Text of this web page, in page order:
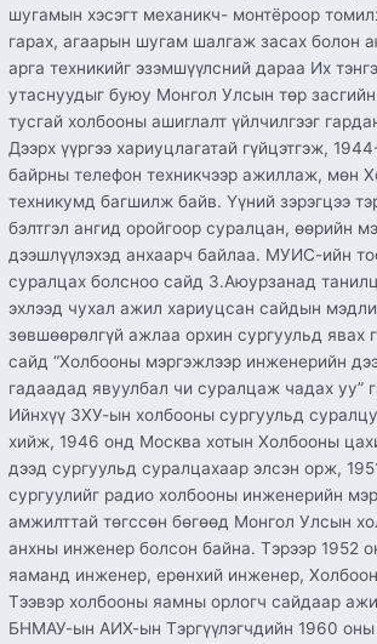
шугамын хэсэгт механикч- монтёроор
гарах, агаарын шугам шалгаж засах болон
арга техникийг эзэмшүүлсний дараа Их
утаснуудыг буюу Монгол Улсын төр
тусгай холбооны ашиглалт үйлчилгээг
Дээрх үүргээ хариуцлагатай гүйцэтгэж,
байрны телефон техникчээр ажиллаж, мөн
техникумд багшилж байв. Үүний зэрэгцээ
бэлтгэл ангид оройгоор суралцан, өөрийн
дээшлүүлэхэд анхаарч байлаа. МУИС-ийн
суралцах болсноо сайд З.Аюурзанад
эхлээд чухал ажил хариуцсан сайдын
зөвшөөрөлгүй ажлаа орхин сургуульд явах
сайд “Холбооны мэргэжлээр инженерийн
гадаадад явуулбал чи суралцаж чадах уу”
Ийнхүү ЗХУ-ын холбооны сургуульд
хийж, 1946 онд Москва хотын Холбооны
дээд сургуульд суралцахаар элсэн орж,
сургуулийг радио холбооны инженерийн
амжилттай төгссөн бөгөөд Монгол Улсын
анхны инженер болсон байна. Тэрээр 1952
яаманд инженер, ерөнхий инженер,
Тээвэр холбооны яамны орлогч сайдаар
БНМАУ-ын АИХ-ын Тэргүүлэгчдийн 1960